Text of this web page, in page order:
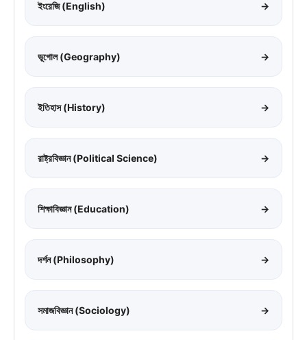
ইংরেজি (English) →
ভূগোল (Geography) →
ইতিহাস (History) →
রাষ্ট্রবিজ্ঞান (Political Science) →
শিক্ষাবিজ্ঞান (Education) →
দর্শন (Philosophy) →
সমাজবিজ্ঞান (Sociology) →